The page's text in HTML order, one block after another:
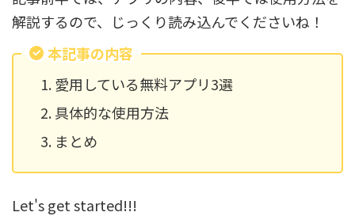
解説するので、じっくり読み込んでくださいね！
本記事の内容
愛用している無料アプリ3選
具体的な使用方法
まとめ
Let's get started!!!